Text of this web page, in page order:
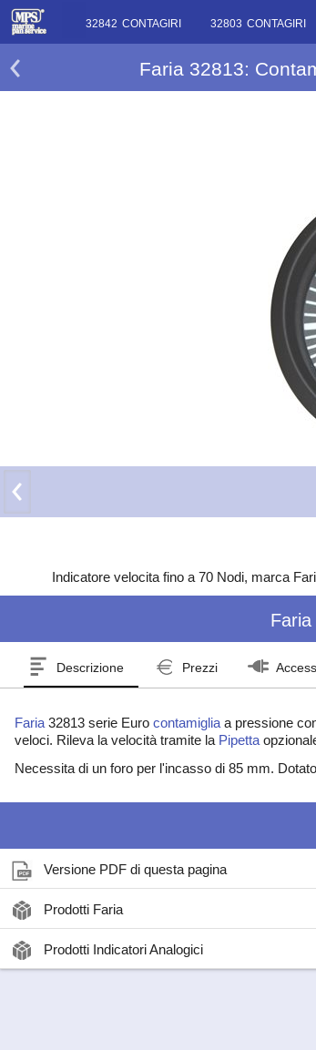
32842 CONTAGIRI 32803 CONTAGIRI
Faria 32813:
Indicatore velocita fino a 70 Nodi, marca
Faria
Descrizione Prezzi
Faria 32813 serie Euro contamiglia a pressione
veloci. Rileva la velocità tramite la Pipetta
Necessita di un foro per l'incasso di 85 mm.
Versione PDF di questa pagina
Prodotti Faria
Prodotti Indicatori Analogici